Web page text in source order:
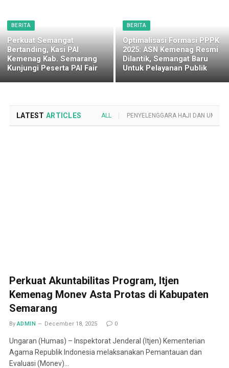
BERITA
Perkuat Semangat
Bertanding, Kasi PAI
Kemenag Kab. Semarang
Kunjungi Peserta PAI Fair
BERITA
Optimalisasi Formasi PPPK
2025: ASN Kemenag Resmi
Dilantik, Semangat Baru
Untuk Pelayanan Publik
LATEST ARTICLES ALL PENYELENGGARA HAJI DAN UMROH
Perkuat Akuntabilitas Program, Itjen
Kemenag Monev Asta Protas di Kabupaten
Semarang
By ADMIN December 18, 2025 0
Ungaran (Humas) – Inspektorat Jenderal (Itjen) Kementerian
Agama Republik Indonesia melaksanakan Pemantauan dan
Evaluasi (Monev)…